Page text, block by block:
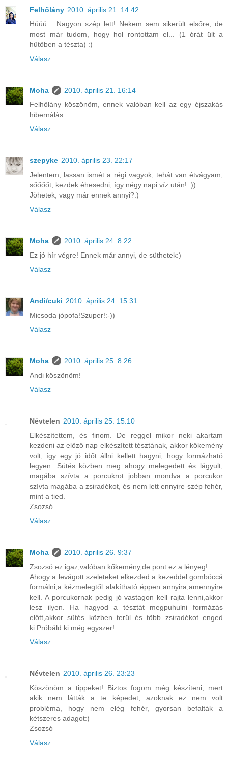
Felhőlány 2010. április 21. 14:42
Húúú... Nagyon szép lett! Nekem sem sikerült elsőre, de
most már tudom, hogy hol rontottam el... (1 órát ült a
hűtőben a tészta) :)
Válasz
Moha
2010. április 21. 16:14
Felhőlány köszönöm, ennek valóban kell az egy éjszakás
hibernálás.
Válasz
szepyke 2010. április 23. 22:17
Jelentem, lassan ismét a régi vagyok, tehát van étvágyam,
sőőőőt, kezdek éhesedni, így négy napi víz után! :))
Jöhetek, vagy már ennek annyi?:)
Válasz
Moha
2010. április 24. 8:22
Ez jó hír végre! Ennek már annyi, de süthetek:)
Válasz
Andi/cuki 2010. április 24. 15:31
Micsoda jópofa!Szuper!:-))
Válasz
Moha
2010. április 25. 8:26
Andi köszönöm!
Válasz
Névtelen 2010. április 25. 15:10
Elkészítettem, és finom. De reggel mikor neki akartam
kezdeni az előző nap elkészített tésztának, akkor kőkemény
volt, így egy jó időt állni kellett hagyni, hogy formázható
legyen. Sütés közben meg ahogy melegedett és lágyult,
magába szívta a porcukrot jobban mondva a porcukor
szívta magába a zsiradékot, és nem lett ennyire szép fehér,
mint a tied.
Zsozsó
Válasz
Moha
2010. április 26. 9:37
Zsozsó ez igaz,valóban kőkemény,de pont ez a lényeg!
Ahogy a levágott szeleteket elkezded a kezeddel gombóccá
formálni,a kézmelegtől alakítható éppen annyira,amennyire
kell. A porcukornak pedig jó vastagon kell rajta lenni,akkor
lesz ilyen. Ha hagyod a tésztát megpuhulni formázás
előtt,akkor sütés közben terül és több zsiradékot enged
ki.Próbáld ki még egyszer!
Válasz
Névtelen 2010. április 26. 23:23
Köszönöm a tippeket! Biztos fogom még készíteni, mert
akik nem látták a te képedet, azoknak ez nem volt
probléma, hogy nem elég fehér, gyorsan befalták a
kétszeres adagot:)
Zsozsó
Válasz